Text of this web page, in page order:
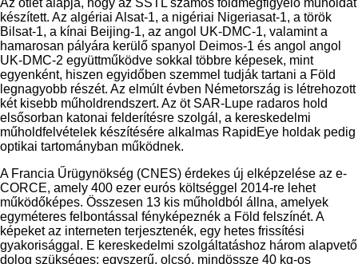
készített. Az algériai Alsat-1, a nigériai Nigeriasat-1, a török
Bilsat-1, a kínai Beijing-1, az angol UK-DMC-1, valamint a
hamarosan pályára kerülő spanyol Deimos-1 és angol angol
UK-DMC-2 együttműködve sokkal többre képesek, mint
egyenként, hiszen egyidőben szemmel tudják tartani a Föld
legnagyobb részét. Az elmúlt évben Németország is létrehozott
két kisebb műholdrendszert. Az öt SAR-Lupe radaros hold
elsősorban katonai felderítésre szolgál, a kereskedelmi
műholdfelvételek készítésére alkalmas RapidEye holdak pedig
optikai tartományban működnek.
A Francia Űrügynökség (CNES) érdekes új elképzelése az e-
CORCE, amely 400 ezer eurós költséggel 2014-re lehet
működőképes. Összesen 13 kis műholdból állna, amelyek
egyméteres felbontással fényképeznék a Föld felszínét. A
képeket az interneten terjesztenék, egy hetes frissítési
gyakorisággal. E kereskedelmi szolgáltatáshoz három alapvető
dolog szükséges: egyszerű, olcsó, mindössze 40 kg-os